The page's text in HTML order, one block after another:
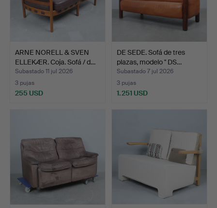
ARNE NORELL & SVEN
ELLEKÆR. Coja. Sofá / d…
Subastado 11 jul 2026
3 pujas
255 USD
DE SEDE. Sofá de tres
plazas, modelo '' DS…
Subastado 7 jul 2026
3 pujas
1.251 USD